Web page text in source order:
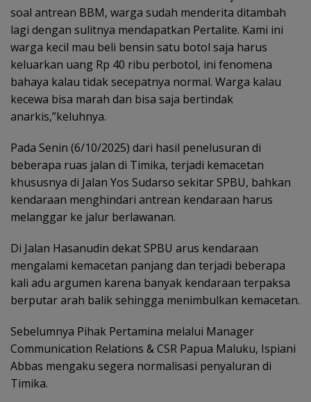
soal antrean BBM, warga sudah menderita ditambah
lagi dengan sulitnya mendapatkan Pertalite. Kami ini
warga kecil mau beli bensin satu botol saja harus
keluarkan uang Rp 40 ribu perbotol, ini fenomena
bahaya kalau tidak secepatnya normal. Warga kalau
kecewa bisa marah dan bisa saja bertindak
anarkis,”keluhnya.
Pada Senin (6/10/2025) dari hasil penelusuran di
beberapa ruas jalan di Timika, terjadi kemacetan
khususnya di Jalan Yos Sudarso sekitar SPBU, bahkan
kendaraan menghindari antrean kendaraan harus
melanggar ke jalur berlawanan.
Di Jalan Hasanudin dekat SPBU arus kendaraan
mengalami kemacetan panjang dan terjadi beberapa
kali adu argumen karena banyak kendaraan terpaksa
berputar arah balik sehingga menimbulkan kemacetan.
Sebelumnya Pihak Pertamina melalui Manager
Communication Relations & CSR Papua Maluku, Ispiani
Abbas mengaku segera normalisasi penyaluran di
Timika.